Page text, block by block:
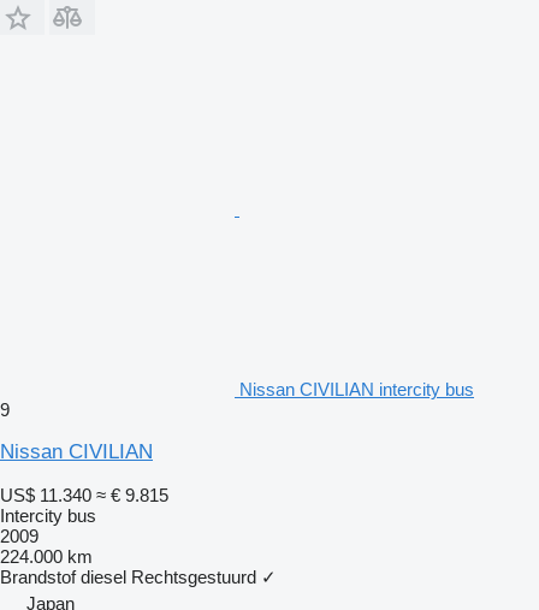
Nissan CIVILIAN intercity bus
9
Nissan CIVILIAN
US$ 11.340 ≈ € 9.815
Intercity bus
2009
224.000 km
Brandstof diesel Rechtsgestuurd ✓
Japan